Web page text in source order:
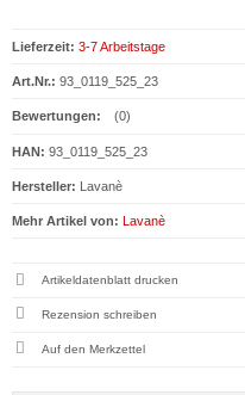
Lieferzeit: 3-7 Arbeitstage
Art.Nr.: 93_0119_525_23
Bewertungen: (0)
HAN: 93_0119_525_23
Hersteller: Lavanè
Mehr Artikel von: Lavanè
Artikeldatenblatt drucken
Rezension schreiben